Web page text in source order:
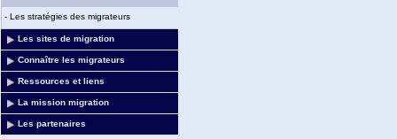
- Les stratégies des migrateurs
Les sites de migration
Connaître les migrateurs
Ressources et liens
La mission migration
Les partenaires